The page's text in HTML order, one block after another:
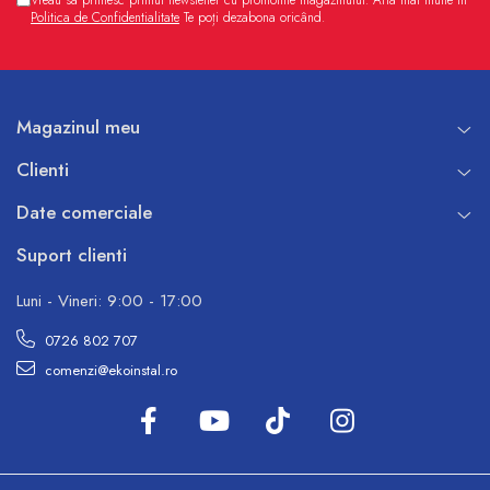
Politica de Confidentialitate Te poți dezabona oricând.
Magazinul meu
Clienti
Date comerciale
Suport clienti
Luni - Vineri: 9:00 - 17:00
0726 802 707
comenzi@ekoinstal.ro